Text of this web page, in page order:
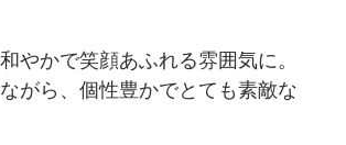
やかで笑顔あふれる雰囲気に。
がら、個性豊かでとても素敵な